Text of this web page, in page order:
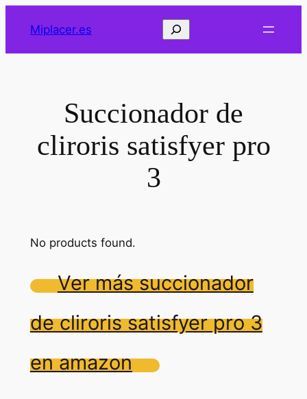
Miplacer.es Buscar
Succionador de
cliroris satisfyer pro
3
No products found.
Ver más succionador
de cliroris satisfyer pro 3
en amazon